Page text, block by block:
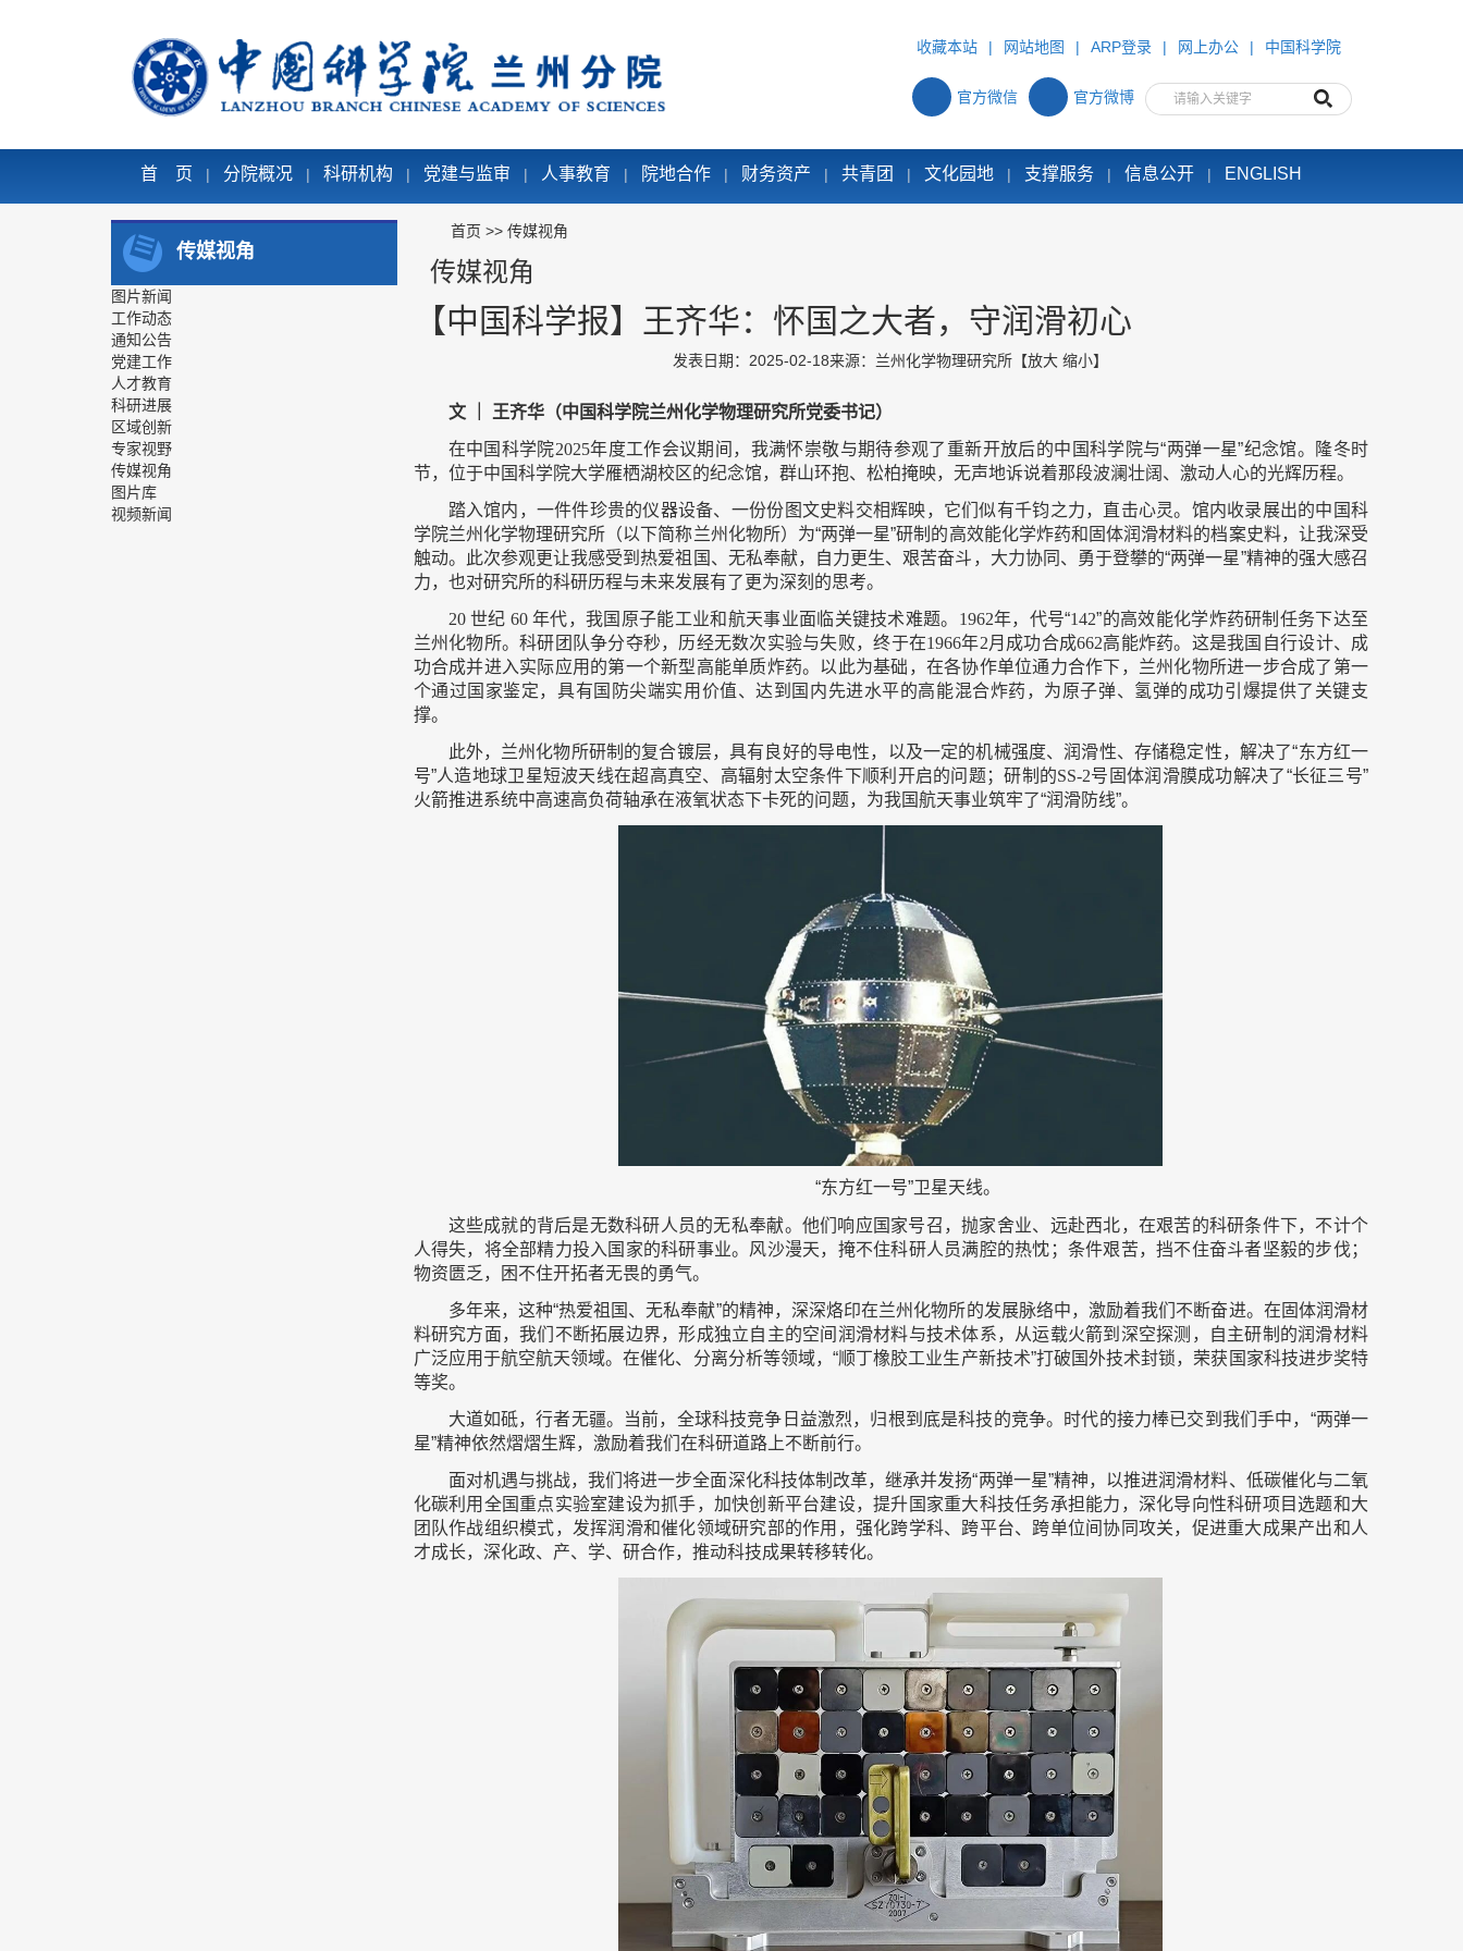
收藏本站 | 网站地图 | ARP登录 | 网上办公 | 中国科学院
官方微信 官方微博
首 页 | 分院概况 | 科研机构 | 党建与监审 | 人事教育 | 院地合作 | 财务资产 | 共青团 | 文化园地 | 支撑服务 | 信息公开 | ENGLISH
传媒视角
图片新闻
工作动态
通知公告
党建工作
人才教育
科研进展
区域创新
专家视野
传媒视角
图片库
视频新闻
首页 >> 传媒视角
传媒视角
【中国科学报】王齐华：怀国之大者，守润滑初心
发表日期：2025-02-18来源：兰州化学物理研究所 【放大 缩小】
文 ｜ 王齐华（中国科学院兰州化学物理研究所党委书记）
在中国科学院2025年度工作会议期间，我满怀崇敬与期待参观了重新开放后的中国科学院与“两弹一星”纪念馆。隆冬时
节，位于中国科学院大学雁栖湖校区的纪念馆，群山环抱、松柏掩映，无声地诉说着那段波澜壮阔、激动人心的光辉历程。
踏入馆内，一件件珍贵的仪器设备、一份份图文史料交相辉映，它们似有千钧之力，直击心灵。馆内收录展出的中国科
学院兰州化学物理研究所（以下简称兰州化物所）为“两弹一星”研制的高效能化学炸药和固体润滑材料的档案史料，让我深受
触动。此次参观更让我感受到热爱祖国、无私奉献，自力更生、艰苦奋斗，大力协同、勇于登攀的“两弹一星”精神的强大感召
力，也对研究所的科研历程与未来发展有了更为深刻的思考。
20 世纪 60年代，我国原子能工业和航天事业面临关键技术难题。 1962年，代号“142”的高效能化学炸药研制任务下达至
兰州化物所。科研团队争分夺秒，历经无数次实验与失败，终于在1966年2月 成功合成662高能炸药。这是我国自行设计、成
功合成并进入实际应用的第一个新型高能单质炸药。以此为基础，在各协作单位通力合作下，兰州化物所进一步合成了第一
个通过国家鉴定，具有国防尖端实用价值、达到国内先进水平的高能混合炸药，为原子弹、氢弹的成功引爆提供了关键支
撑。
此外，兰州化物所研制的复合镀层，具有良好的导电性，以及一定的机械强度、润滑性、存储稳定性，解决了“东方红一
号”人造地球卫星短波天线在超高真空、高辐射太空条件下顺利开启的问题；研制的SS-2号 固体润滑膜成功解决了“长征三号”
火箭推进系统中高速高负荷轴承在液氧状态下卡死的问题，为我国航天事业筑牢了“润滑防线”。
“东方红一号”卫星天线。
这些成就的背后是无数科研人员的无私奉献。他们响应国家号召，抛家舍业、远赴西北，在艰苦的科研条件下，不计个
人得失，将全部精力投入国家的科研事业。风沙漫天，掩不住科研人员满腔的热忱；条件艰苦，挡不住奋斗者坚毅的步伐；
物资匮乏，困不住开拓者无畏的勇气。
多年来，这种“热爱祖国、无私奉献”的精神，深深烙印在兰州化物所的发展脉络中，激励着我们不断奋进。在固体润滑材
料研究方面，我们不断拓展边界，形成独立自主的空间润滑材料与技术体系，从运载火箭到深空探测，自主研制的润滑材料
广泛应用于航空航天领域。在催化、分离分析等领域，“顺丁橡胶工业生产新技术”打破国外技术封锁，荣获国家科技进步奖特
等奖。
大道如砥，行者无疆。当前，全球科技竞争日益激烈，归根到底是科技的竞争。时代的接力棒已交到我们手中，“两弹一
星”精神依然熠熠生辉，激励着我们在科研道路上不断前行。
面对机遇与挑战，我们将进一步全面深化科技体制改革，继承并发扬“两弹一星”精神，以推进润滑材料、低碳催化与二氧
化碳利用全国重点实验室建设为抓手，加快创新平台建设，提升国家重大科技任务承担能力，深化导向性科研项目选题和大
团队作战组织模式，发挥润滑和催化领域研究部的作用，强化跨学科、跨平台、跨单位间协同攻关，促进重大成果产出和人
才成长，深化政、产、学、研合作，推动科技成果转移转化。